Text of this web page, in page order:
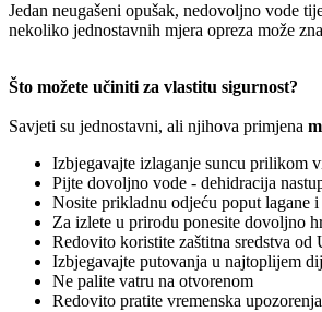
Jedan neugašeni opušak, nedovoljno vode
nekoliko jednostavnih mjera opreza može
Što možete učiniti za vlastitu sigurnost?
Savjeti su jednostavni, ali njihova primjena
Izbjegavajte izlaganje suncu prilikom
Pijte dovoljno vode - dehidracija
Nosite prikladnu odjeću poput lagane
Za izlete u prirodu ponesite dovoljno
Redovito koristite zaštitna sredstva od
Izbjegavajte putovanja u najtoplijem
Ne palite vatru na otvorenom
Redovito pratite vremenska upozorenja